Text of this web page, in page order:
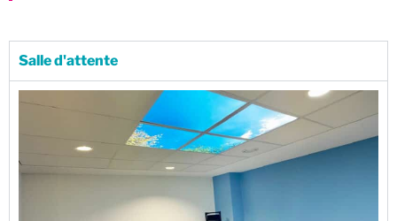
Salle d'attente